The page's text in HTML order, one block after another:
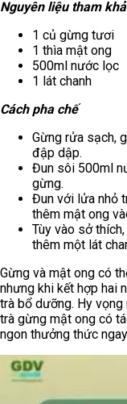
Nguyên liệu tham
1 củ gừng tươi
1 thìa mật ong
500ml nước lọc
1 lát chanh
Cách pha chế
Gừng rửa sạch,
đập dập.
Đun sôi 500ml
gừng.
Đun với lửa nhỏ
thêm mật ong
Tùy vào sở
thêm một lát
Gừng và mật ong có
nhưng khi kết hợp hai
trà bổ dưỡng. Hy vọng
trà gừng mật ong có
ngon thưởng thức